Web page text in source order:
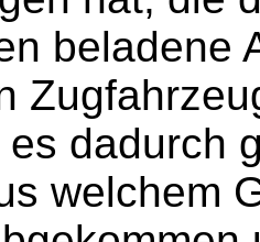
beladene
dadurch
welchem